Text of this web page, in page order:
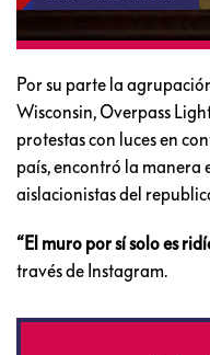
Por su parte la
Wisconsin, Overpass
protestas con luces en
país, encontró la manera
aislacionistas del
“El muro por sí solo es
través de Instagram.